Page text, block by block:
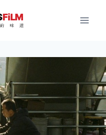
FiLM
的 味 道